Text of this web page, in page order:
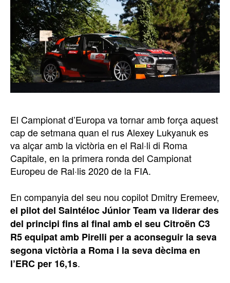
El Campionat d’Europa va tornar amb força aquest
cap de setmana quan el rus Alexey Lukyanuk es
va alçar amb la victòria en el Ral·li di Roma
Capitale, en la primera ronda del Campionat
Europeu de Ral·lis 2020 de la FIA.
En companyia del seu nou copilot Dmitry Eremeev,
el pilot del Saintéloc Júnior Team va liderar des
del principi fins al final amb el seu Citroën C3
R5 equipat amb Pirelli per a aconseguir la seva
segona victòria a Roma i la seva dècima en
l’ERC per 16,1s.